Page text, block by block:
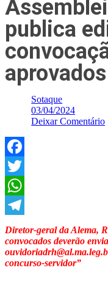
publica
Sotaque
03/04/2024
Deixar Comentário
Facebook
Twitter
WhatsApp
Telegram
Diretor-geral da Alema,
convocados deverão
concurso-servidor”